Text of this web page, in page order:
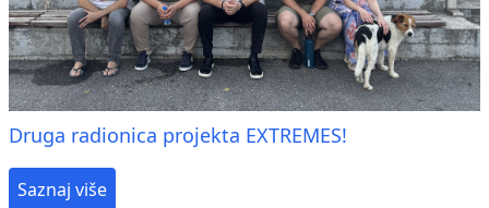
Druga radionica projekta EXTREMES!
Saznaj više